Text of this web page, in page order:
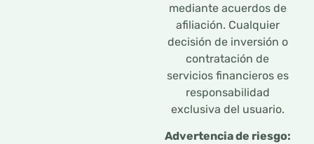
mediante acuerdos de
afiliación. Cualquier
decisión de inversión o
contratación de
servicios financieros es
responsabilidad
exclusiva del usuario.
Advertencia de riesgo: